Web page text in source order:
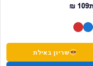
מחיר רגיל
109 ₪
שריון באילת